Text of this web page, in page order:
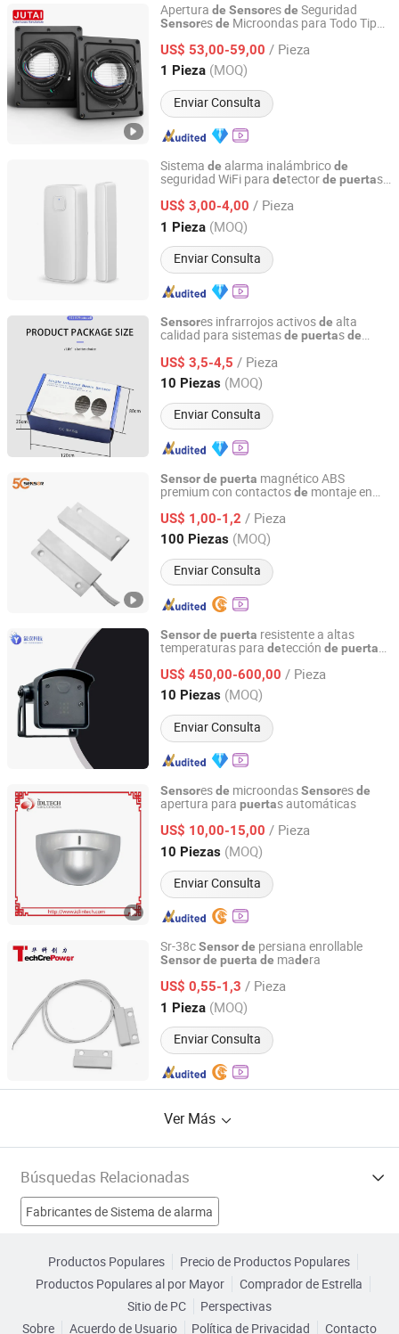
Apertura de Sensoresde Seguridad
Sensoresde Microondas para Todo Tipo
US$ 53,00-59,00 / Pieza
1 Pieza (MOQ)
Enviar Consulta
Shenzhen Jutai Comm Co., Ltd.
Guangdong, China Desde 2021
Sistema de alarma inalámbricode
seguridad WiFi para detectorde puertas
US$ 3,00-4,00 / Pieza
1 Pieza (MOQ)
Enviar Consulta
Hefei Minco Heating Cable Co., Ltd.
Desde 2023
Sensores infrarrojos activosde alta
calidad para sistemasde puertasde
US$ 3,5-4,5 / Pieza
10 Piezas (MOQ)
Enviar Consulta
Ningbo Yoursensor Electronic Technology Co., Ltd.
Zhejiang, China Desde 2024
Sensorde puerta magnético ABS
premium con contactosde montaje en
US$ 1,00-1,2 / Pieza
100 Piezas (MOQ)
Enviar Consulta
Shenzhen E-5continents Co., Ltd.
Guangdong, China Desde 2017
Sensorde puerta resistente a altas
temperaturas para detección de puertas
US$ 450,00-600,00 / Pieza
10 Piezas (MOQ)
Enviar Consulta
Tianjin Yiyi Technology Co., Ltd.
Tianjin, China Desde 2024
Sensoresde microondasSensoresde
apertura para puertas automáticas
US$ 10,00-15,00 / Pieza
10 Piezas (MOQ)
Enviar Consulta
IDeal Intelligent Technology Co., Ltd.
Guangdong, China Desde 2014
Sr-38cSensorde persiana enrollable
Sensorde puerta de madera
US$ 0,55-1,3 / Pieza
1 Pieza (MOQ)
Enviar Consulta
Techcrepower Technologies Limited
Guangdong, China Desde 2013
Ver Más
Búsquedas Relacionadas
Fabricantes de Sistema de alarma
Fabricantes de Sensor impermeable Fabricantes de puerta
Productos Populares
Precio de Productos Populares
Productos Populares al por Mayor
Comprador de Estrella
Sitio de PC
Perspectivas
Sobre
Acuerdo de Usuario Política de Privacidad Contacto